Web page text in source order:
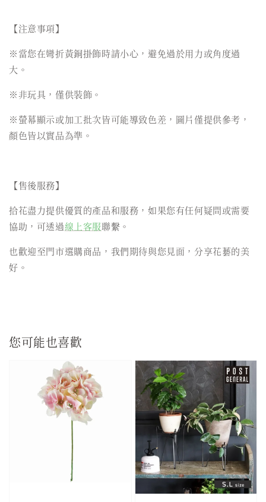
【注意事項】
※當您在彎折黃銅掛飾時請小心，避免過於用力或角度過
大。
※非玩具，僅供裝飾。
※螢幕顯示或加工批次皆可能導致色差，圖片僅提供參考，
顏色皆以實品為準。
【售後服務】
拾花盡力提供優質的產品和服務，如果您有任何疑問或需要
協助，可透過線上客服聯繫。
也歡迎至門市選購商品，我們期待與您見面，分享花藝的美
好。
您可能也喜歡